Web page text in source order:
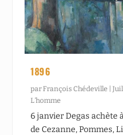
1896
par François Chédeville |
L’homme
6 janvier Degas achète
de Cezanne, Pommes,